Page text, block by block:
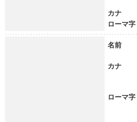
カナ
ローマ字
名前
カナ
ローマ字